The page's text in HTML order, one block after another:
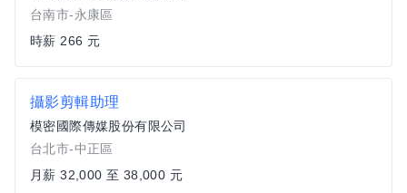
台南市-永康區
時薪 266 元
攝影剪輯助理
模密國際傳媒股份有限公司
台北市-中正區
月薪 32,000 至 38,000 元